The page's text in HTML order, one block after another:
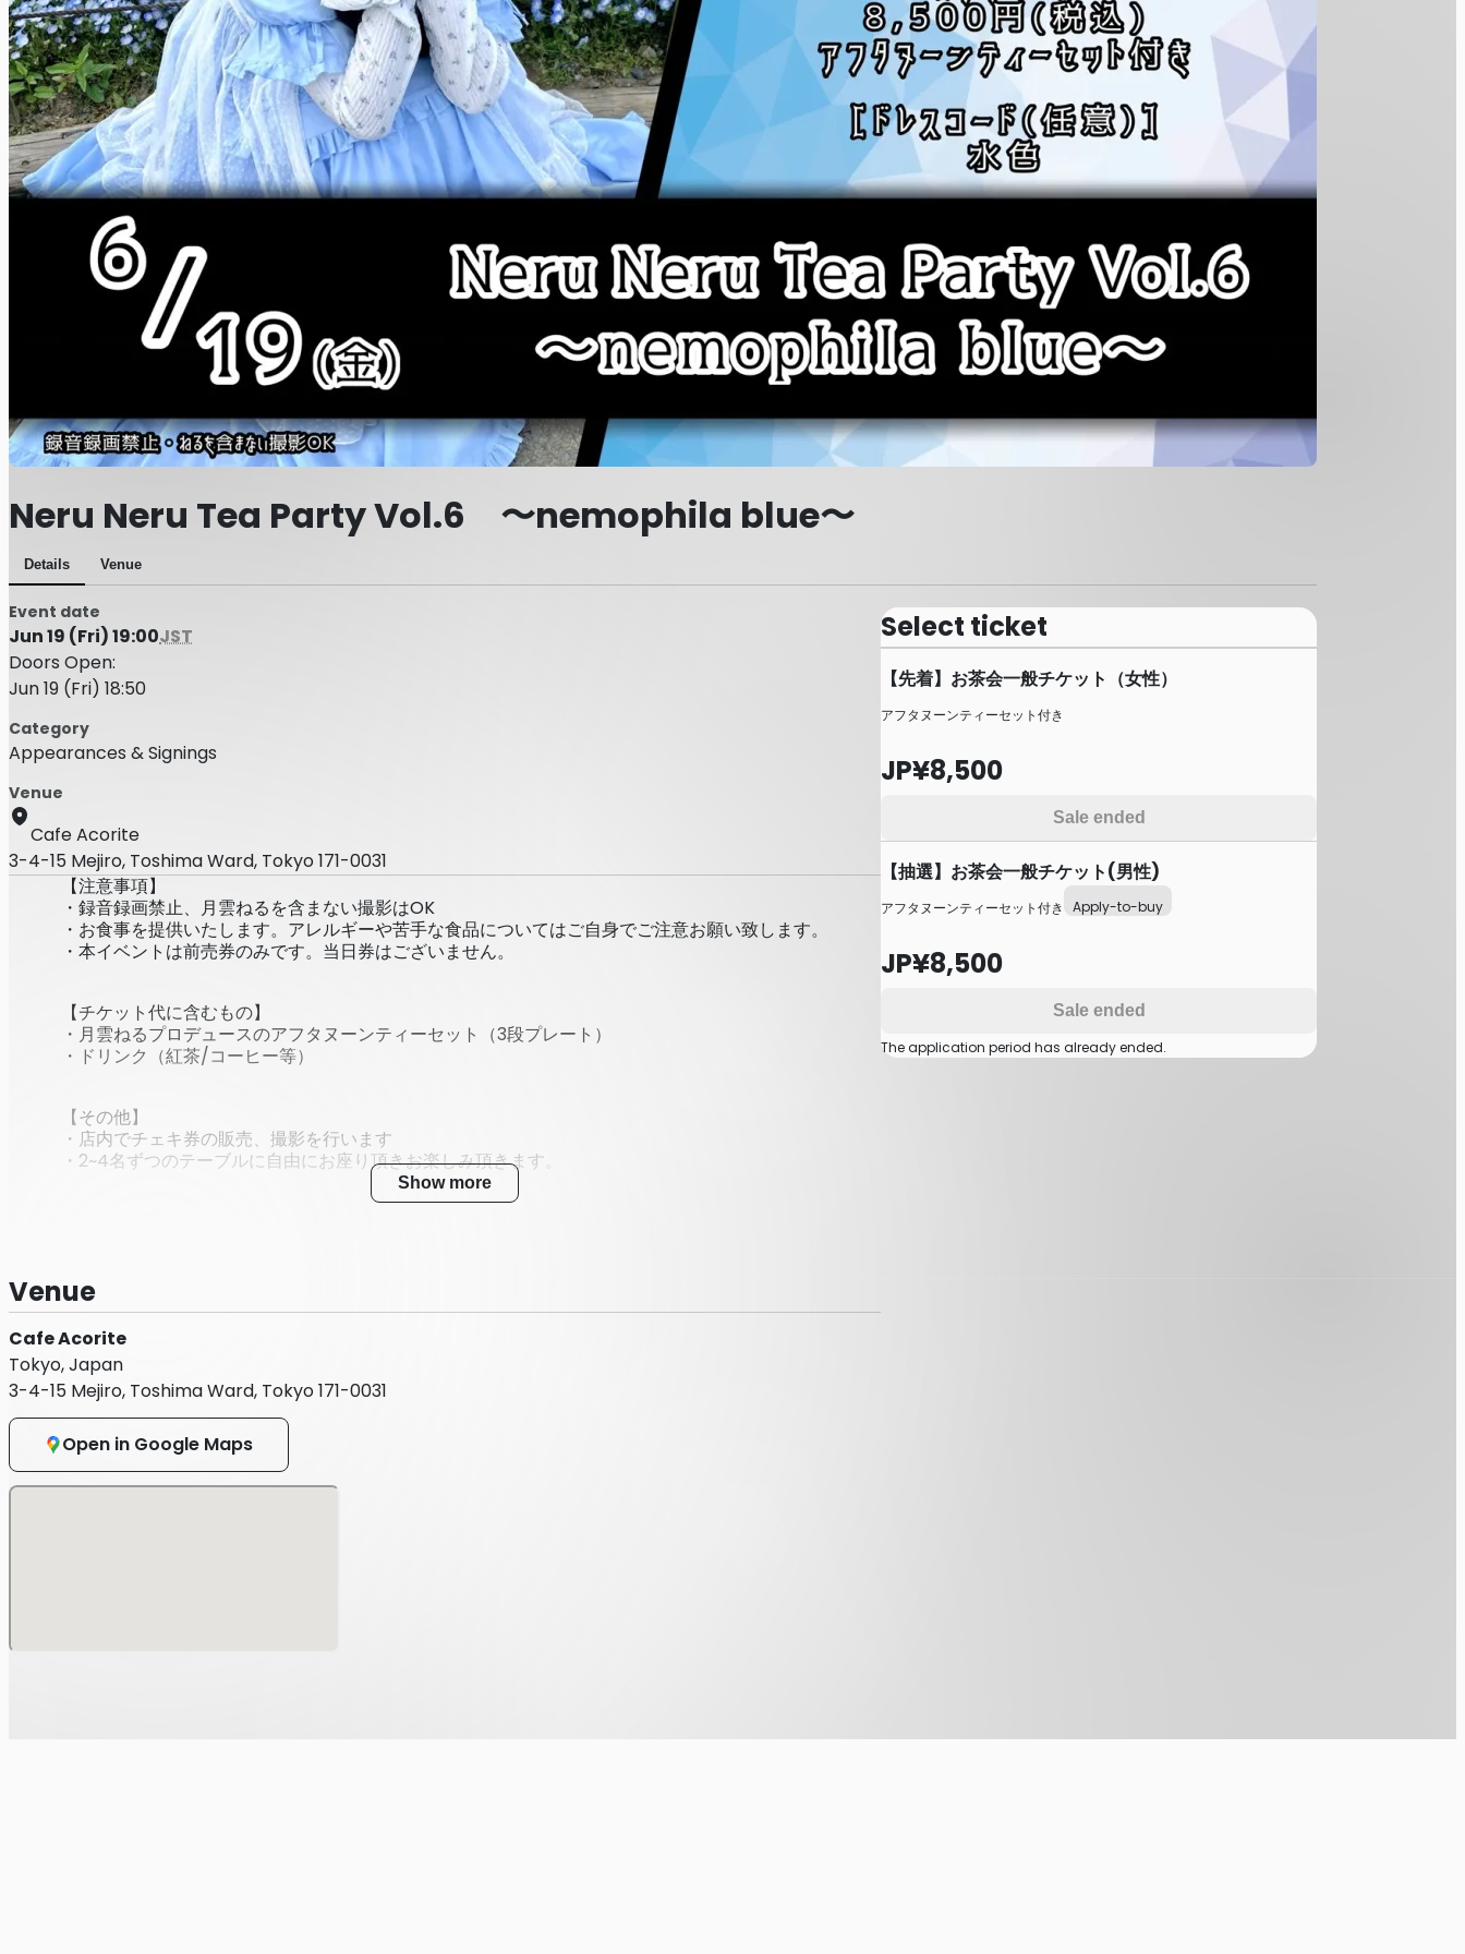
Neru Neru Tea Party Vol.6 〜nemophila blue〜
Details Venue
Event date
Jun 19 (Fri) 19:00JST
Doors Open:
Jun 19 (Fri) 18:50
Category
Appearances & Signings
Venue
Cafe Acorite
3-4-15 Mejiro, Toshima Ward, Tokyo 171-0031
【注意事項】
・録音録画禁止、月雲ねるを含まない撮影はOK
・お食事を提供いたします。アレルギーや苦手な食品についてはご自身でご注意お願い致します。
・本イベントは前売券のみです。当日券はございません。
【チケット代に含むもの】
・月雲ねるプロデュースのアフタヌーンティーセット（3段プレート）
・ドリンク（紅茶/コーヒー等）
【その他】
・店内でチェキ券の販売、撮影を行います
・2~4名ずつのテーブルに自由にお座り頂きお楽しみ頂きます。
Show more
Venue
Cafe Acorite
Tokyo, Japan
3-4-15 Mejiro, Toshima Ward, Tokyo 171-0031
Open in Google Maps
Select ticket
【先着】お茶会一般チケット（女性）
アフタヌーンティーセット付き
JP¥8,500
Sale ended
【抽選】お茶会一般チケット(男性)
アフタヌーンティーセット付き Apply-to-buy
JP¥8,500
Sale ended
The application period has already ended.